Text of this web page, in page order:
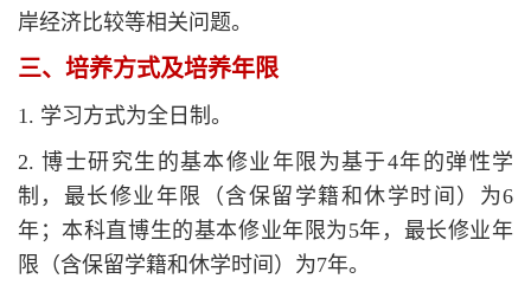
岸经济比较等相关问题。
三、培养方式及培养年限
1. 学习方式为全日制。
2. 博士研究生的基本修业年限为基于4年的弹性学
制，最长修业年限（含保留学籍和休学时间）为6
年；本科直博生的基本修业年限为5年，最长修业年
限（含保留学籍和休学时间）为7年。